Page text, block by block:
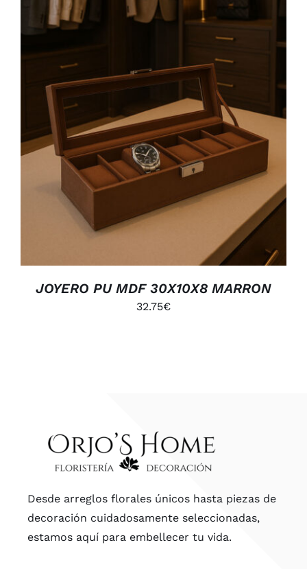
/
JOYERO PU MDF 30X10X8 MARRON
32.75€
Desde arreglos florales únicos hasta piezas de
decoración cuidadosamente seleccionadas,
estamos aquí para embellecer tu vida.